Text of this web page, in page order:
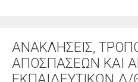
ΑΝΑΚΛΗΣΕΙΣ,
ΑΠΟΣΠΑΣΕΩΝ ΚΑΙ